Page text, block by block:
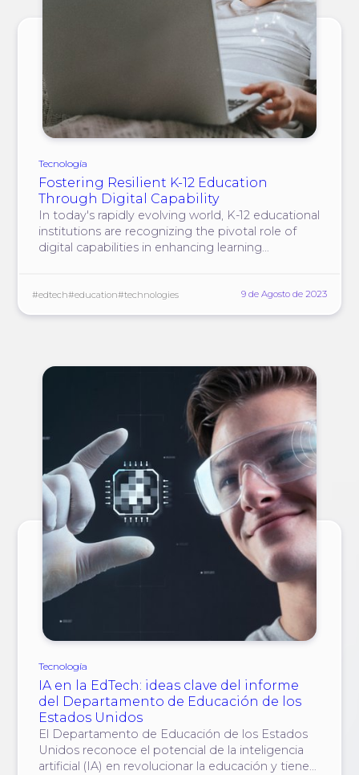
Tecnología
Fostering Resilient K-12 Education
Through Digital Capability
In today's rapidly evolving world, K-12 educational
institutions are recognizing the pivotal role of
digital capabilities in enhancing learning
#edtech#education#technologies 9 de Agosto de 2023
Tecnología
IA en la EdTech: ideas clave del informe
del Departamento de Educación de los
Estados Unidos
El Departamento de Educación de los Estados
Unidos reconoce el potencial de la inteligencia
artificial (IA) en revolucionar la educación y tiene